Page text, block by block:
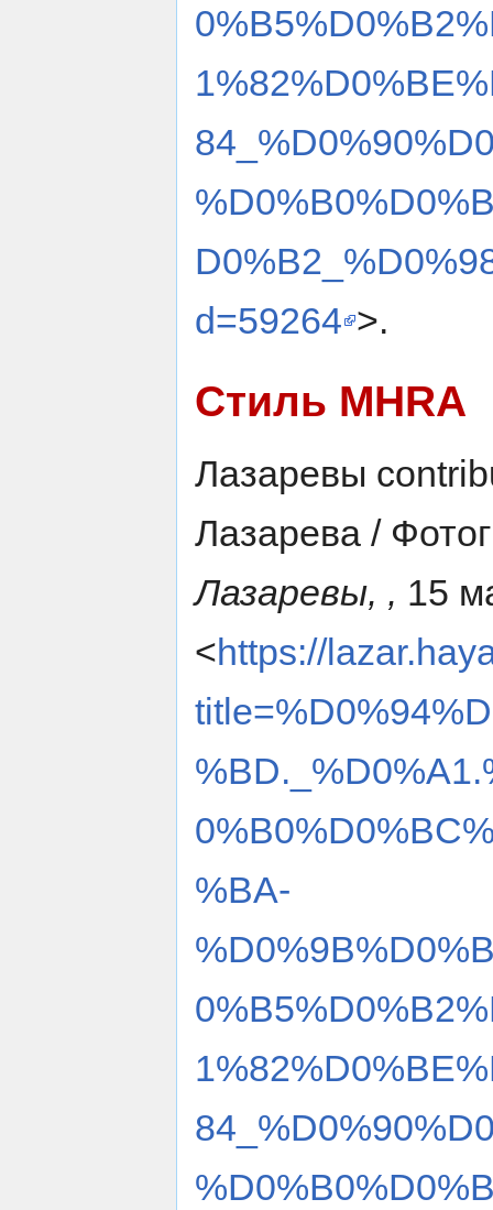
d=59264 >.
Стиль MHRA
Лазаревы
Лазарева /
Лазаревы, , 15
<https://
%BA-